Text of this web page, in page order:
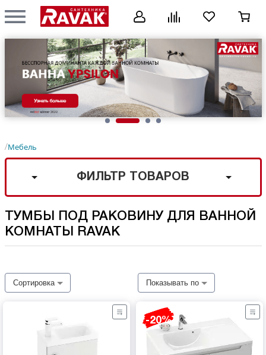
/Мебель
ФИЛЬТР ТОВАРОВ
ТУМБЫ ПОД РАКОВИНУ ДЛЯ ВАННОЙ
КОМНАТЫ RAVAK
Сортировка Показывать по
-20%